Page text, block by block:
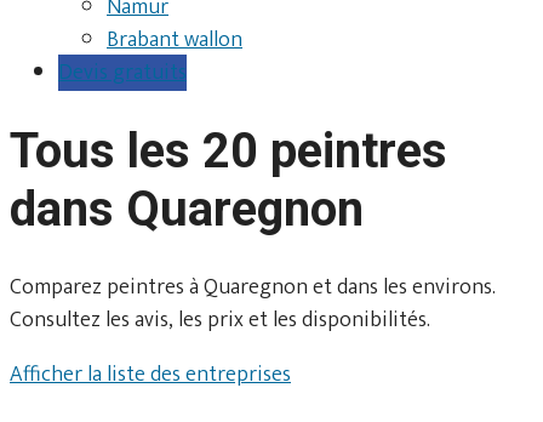
Namur
Brabant wallon
Devis gratuits
Tous les 20 peintres
dans Quaregnon
Comparez peintres à Quaregnon et dans les environs.
Consultez les avis, les prix et les disponibilités.
Afficher la liste des entreprises